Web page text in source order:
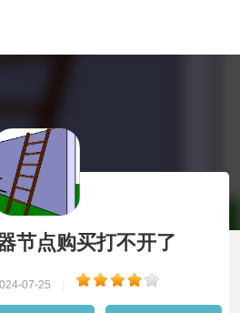
节点购买打不开了
07-25